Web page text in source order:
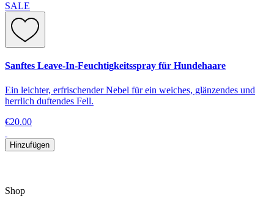
SALE
Sanftes Leave-In-Feuchtigkeitsspray für Hundehaare
Ein leichter, erfrischender Nebel für ein weiches, glänzendes und
herrlich duftendes Fell.
€20.00
Hinzufügen
Shop